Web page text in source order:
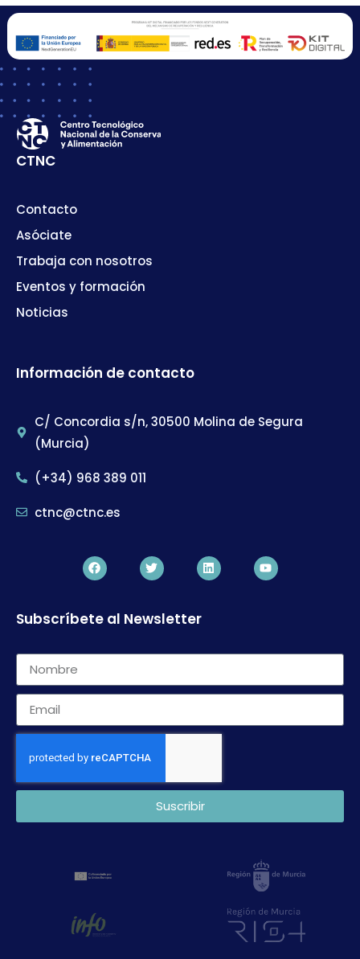
CTNC
Contacto
Asóciate
Trabaja con nosotros
Eventos y formación
Noticias
Información de contacto
C/ Concordia s/n, 30500 Molina de Segura
(Murcia)
(+34) 968 389 011
ctnc@ctnc.es
Subscríbete al Newsletter
Suscribir